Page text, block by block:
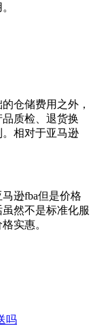
仓储费用之外，
质检、退货换
相对于亚马逊
逊fba但是价格
然不是标准化服
实惠。
吗